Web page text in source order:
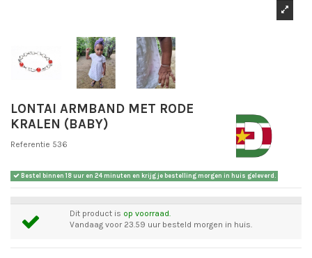
LONTAI ARMBAND MET RODE
KRALEN (BABY)
Referentie 536
Bestel binnen 18 uur en 24 minuten en krijg je bestelling morgen in huis geleverd.
Dit product is op voorraad.
Vandaag voor 23.59 uur besteld morgen in huis.